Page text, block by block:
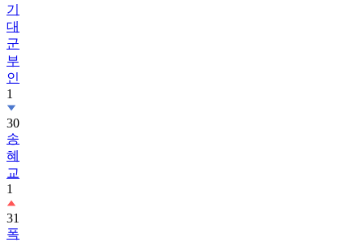
기
대
군
부
인
1
30
송
혜
교
1
31
폭